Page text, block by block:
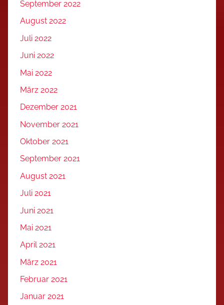
September 2022
August 2022
Juli 2022
Juni 2022
Mai 2022
März 2022
Dezember 2021
November 2021
Oktober 2021
September 2021
August 2021
Juli 2021
Juni 2021
Mai 2021
April 2021
März 2021
Februar 2021
Januar 2021